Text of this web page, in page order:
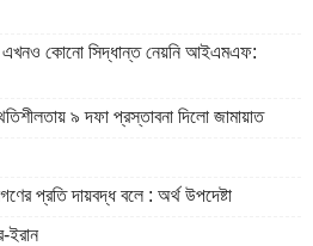
এখনও কোনো সিদ্ধান্ত নেয়নি আইএমএফ:
৯ দফা প্রস্তাবনা দিলো জামায়াত
প্রতি দায়বদ্ধ বলে : অর্থ উপদেষ্টা
ইরান